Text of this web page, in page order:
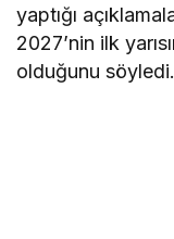
yaptığı
2027’nin ilk
olduğunu söyledi.